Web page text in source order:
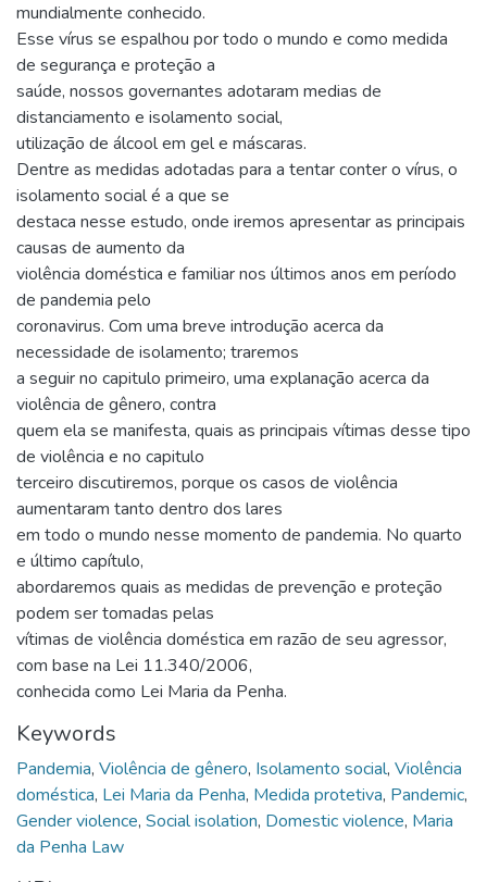
mundialmente conhecido.
Esse vírus se espalhou por todo o mundo e como medida
de segurança e proteção a
saúde, nossos governantes adotaram medias de
distanciamento e isolamento social,
utilização de álcool em gel e máscaras.
Dentre as medidas adotadas para a tentar conter o vírus, o
isolamento social é a que se
destaca nesse estudo, onde iremos apresentar as principais
causas de aumento da
violência doméstica e familiar nos últimos anos em período
de pandemia pelo
coronavirus. Com uma breve introdução acerca da
necessidade de isolamento; traremos
a seguir no capitulo primeiro, uma explanação acerca da
violência de gênero, contra
quem ela se manifesta, quais as principais vítimas desse tipo
de violência e no capitulo
terceiro discutiremos, porque os casos de violência
aumentaram tanto dentro dos lares
em todo o mundo nesse momento de pandemia. No quarto
e último capítulo,
abordaremos quais as medidas de prevenção e proteção
podem ser tomadas pelas
vítimas de violência doméstica em razão de seu agressor,
com base na Lei 11.340/2006,
conhecida como Lei Maria da Penha.
Keywords
Pandemia, Violência de gênero, Isolamento social, Violência
doméstica, Lei Maria da Penha, Medida protetiva, Pandemic,
Gender violence, Social isolation, Domestic violence, Maria
da Penha Law